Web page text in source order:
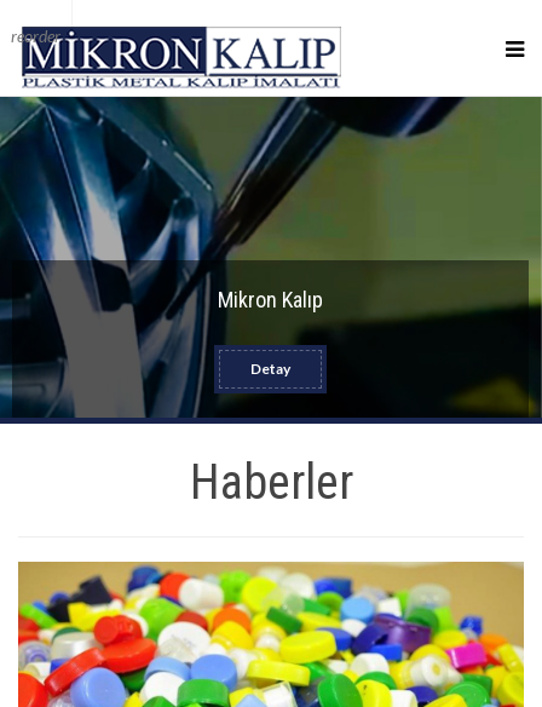
reorder
Mikron Kalıp
Detay
Haberler